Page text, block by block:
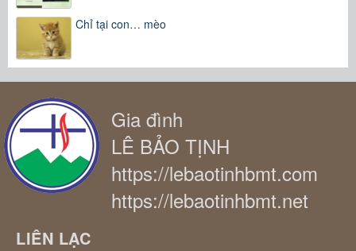
Chỉ tại con… mèo
Gia đình
LÊ BẢO TỊNH
https://lebaotinhbmt.com
https://lebaotinhbmt.net
LIÊN LẠC